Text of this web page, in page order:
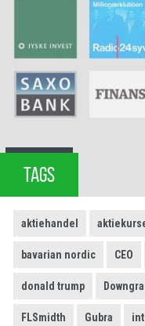
TAGS
aktiehandel
bavarian nordic CEO
donald trump
FLSmidth Gubra